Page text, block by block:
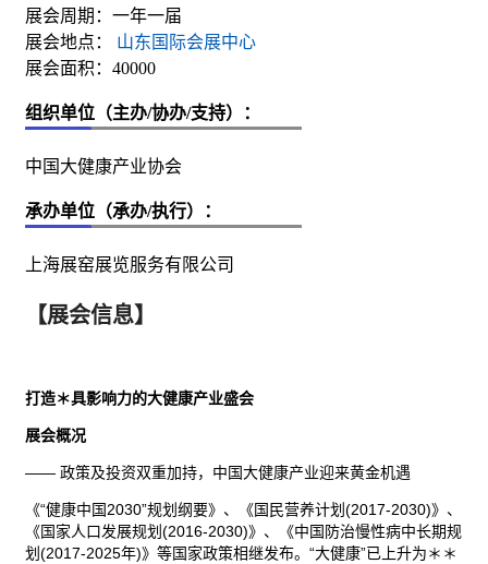
展会周期：一年一届
展会地点：
山东国际会展中心
展会面积：40000
组织单位（主办/协办/支持）：
中国大健康产业协会
承办单位（承办/执行）：
上海展窑展览服务有限公司
【展会信息】
打造＊具影响力的大健康产业盛会
展会概况
—— 政策及投资双重加持，中国大健康产业迎来黄金机遇
《“健康中国2030”规划纲要》、《国民营养计划(2017-2030)》、
《国家人口发展规划(2016-2030)》、《中国防治慢性病中长期规
划(2017-2025年)》等国家政策相继发布。“大健康”已上升为＊＊